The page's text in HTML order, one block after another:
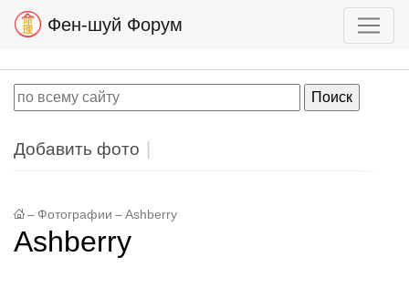
Фен-шуй Форум
Добавить фото
– Фотографии – Ashberry
Ashberry